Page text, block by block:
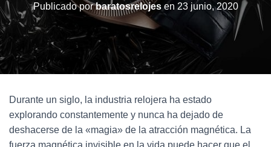
G
Publicado porbaratosrelojesen 23 junio, 2020
Durante un siglo, la industria relojera ha estado
explorando constantemente y nunca ha dejado de
deshacerse de la «magia» de la atracción magnética. La
fuerza magnética invisible en la vida puede hacer que el